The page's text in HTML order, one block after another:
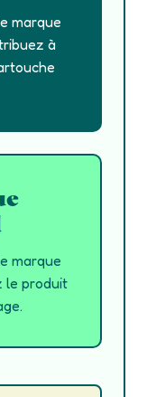
marque
à
marque
le produit